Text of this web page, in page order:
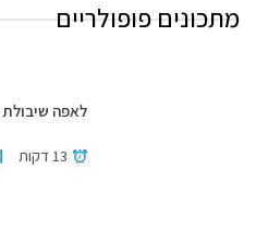
מתכונים פופולריים
לאפה שיבולת שועל
13 דקות